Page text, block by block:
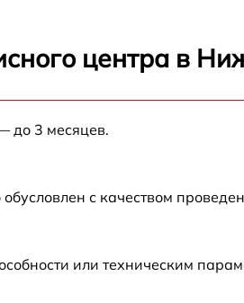
центра в
до 3 месяцев.
с качеством
или техническим